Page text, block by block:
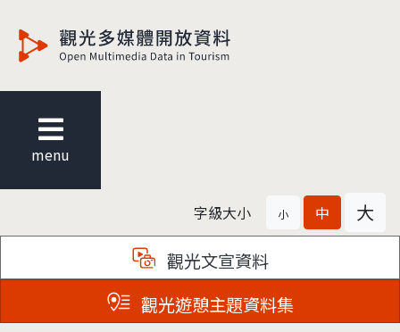
menu
字級大小 小 中 大
觀光文宣資料
觀光遊憩主題資料集